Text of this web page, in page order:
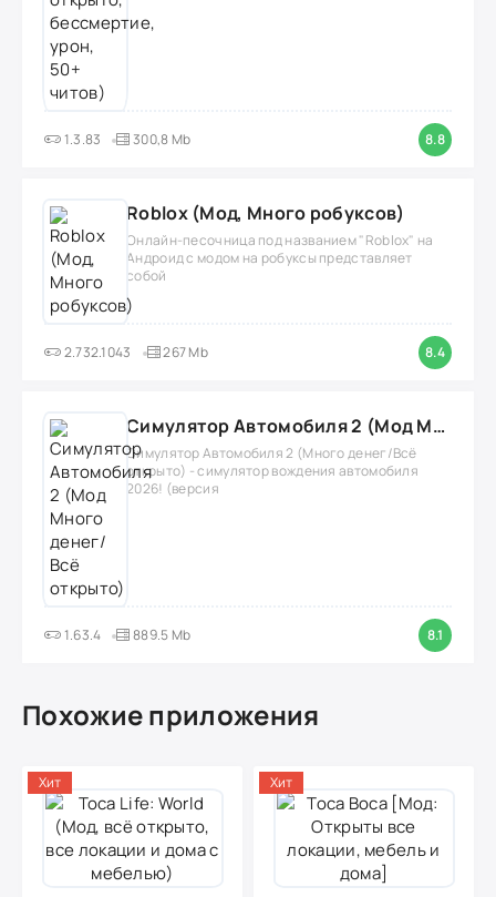
1.3.83 300,8 Mb 8.8
Roblox (Мод, Много робуксов)
Онлайн-песочница под названием "Roblox" на
Андроид с модом на робуксы представляет
собой
2.732.1043 267 Mb 8.4
Симулятор Автомобиля 2 (Мод Много денег/Всё открыто)
Симулятор Автомобиля 2 (Много денег/Всё
открыто) - симулятор вождения автомобиля
2026! (версия
1.63.4 889.5 Mb 8.1
Похожие приложения
Хит Хит